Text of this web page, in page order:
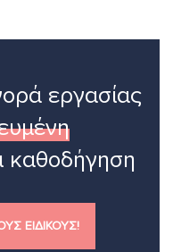
εργασίας
καθοδήγηση
ΕΙΔΙΚΟΥΣ!